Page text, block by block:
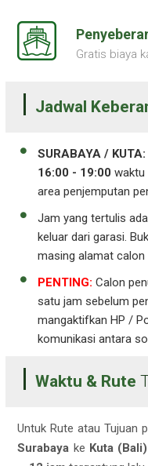
Gratis biaya
Jadwal
SURABAYA / KUTA:
16:00 - 19:00 waktu
area penjemputan
Jam yang tertulis
keluar dari garasi.
masing alamat calon
PENTING: Calon
satu jam sebelum
mangaktifkan HP /
komunikasi antara
Waktu & Rute
Untuk Rute atau Tujuan
Surabaya ke Kuta (Bali)